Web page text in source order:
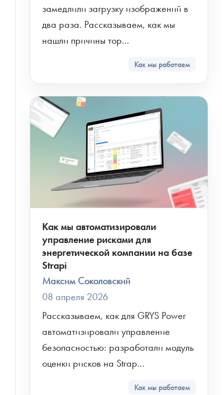
замедлили загрузку изображений в
два раза. Рассказываем, как мы
нашли причины тор...
Как мы работаем
Как мы автоматизировали
управление рисками для
энергетической компании на базе
Strapi
Максим Соколовский
08 апреля 2026
Рассказываем, как для GRYS Power
автоматизировали управление
безопасностью: разработали модуль
оценки рисков на Strap...
Как мы работаем